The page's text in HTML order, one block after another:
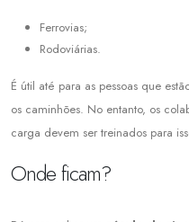
Ferrovias;
Rodoviárias.
É útil até para as pessoas que
os caminhões. No entanto, os
carga devem ser treinados para
Onde ficam?